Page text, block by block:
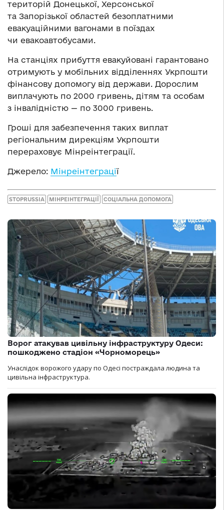
територій Донецької, Херсонської
та Запорізької областей безоплатними
евакуаційними вагонами в поїздах
чи евакоавтобусами.
На станціях прибуття евакуйовані гарантовано
отримують у мобільних відділеннях Укрпошти
фінансову допомогу від держави. Дорослим
виплачують по 2000 гривень, дітям та особам
з інвалідністю — по 3000 гривень.
Гроші для забезпечення таких виплат
регіональним дирекціям Укрпошти
перераховує Мінреінтеграції.
Джерело: Мінреінтеграції
STOPRUSSIA МІНРЕІНТЕГРАЦІЇ СОЦІАЛЬНА ДОПОМОГА
Ворог атакував цивільну інфраструктуру Одеси:
пошкоджено стадіон «Чорноморець»
Унаслідок ворожого удару по Одесі постраждала людина та
цивільна інфраструктура.